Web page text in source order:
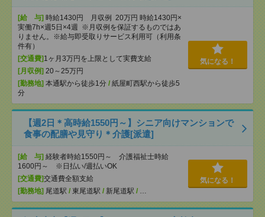
[給 与] 時給1430円 月収例 20万円 時給1430円×
実働7h×週5日×4週 ※月収例を保証するものではあ
りません。※給与即受取りサービス利用可（利用条
件有）
[交通費]1ヶ月3万円を上限として実費支給
[月収例] 20～25万円
[勤務地] 本通駅から徒歩1分 / 紙屋町西駅から徒歩5
分
気になる！
【週2日＊高時給1550円～】シニア向けマンションで
食事の配膳や見守り＊介護[派遣]
[給 与] 経験者時給1550円～ 介護福祉士時給
1600円～ ※日払い/週払いOK
[交通費]交通費全額支給
[勤務地] 尾道駅 / 東尾道駅 / 新尾道駅 / …
気になる！